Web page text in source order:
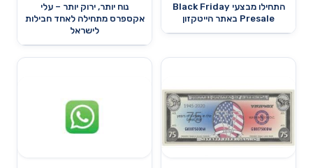
התחילו מבצעי Black Friday
Presale באתר הייטקזון
נוח יותר, ירוק יותר – עלי
אקספרס מתחילה לאחד חבילות
לישראל